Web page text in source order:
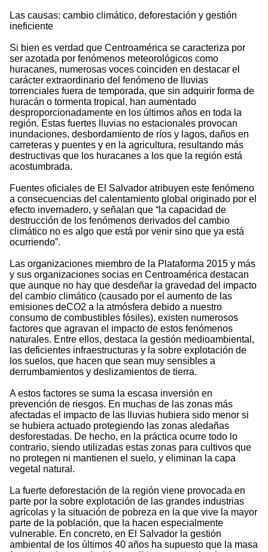
Las causas: cambio climático, deforestación y gestión
ineficiente
Si bien es verdad que Centroamérica se caracteriza por
ser azotada por fenómenos meteorológicos como
huracanes, numerosas voces coinciden en destacar el
carácter extraordinario del fenómeno de lluvias
torrenciales fuera de temporada, que sin adquirir forma de
huracán o tormenta tropical, han aumentado
desproporcionadamente en los últimos años en toda la
región. Estas fuertes lluvias no estacionales provocan
inundaciones, desbordamiento de ríos y lagos, daños en
carreteras y puentes y en la agricultura, resultando más
destructivas que los huracanes a los que la región está
acostumbrada.
Fuentes oficiales de El Salvador atribuyen este fenómeno
a consecuencias del calentamiento global originado por el
efecto invernadero, y señalan que “la capacidad de
destrucción de los fenómenos derivados del cambio
climático no es algo que está por venir sino que ya está
ocurriendo”.
Las organizaciones miembro de la Plataforma 2015 y más
y sus organizaciones socias en Centroamérica destacan
que aunque no hay que desdeñar la gravedad del impacto
del cambio climático (causado por el aumento de las
emisiones deCO2 a la atmósfera debido a nuestro
consumo de combustibles fósiles), existen numerosos
factores que agravan el impacto de estos fenómenos
naturales. Entre ellos, destaca la gestión medioambiental,
las deficientes infraestructuras y la sobre explotación de
los suelos, que hacen que sean muy sensibles a
derrumbamientos y deslizamientos de tierra.
A estos factores se suma la escasa inversión en
prevención de riesgos. En muchas de las zonas más
afectadas el impacto de las lluvias hubiera sido menor si
se hubiera actuado protegiendo las zonas aledañas
desforestadas. De hecho, en la práctica ocurre todo lo
contrario, siendo utilizadas estas zonas para cultivos que
no protegen ni mantienen el suelo, y eliminan la capa
vegetal natural.
La fuerte deforestación de la región viene provocada en
parte por la sobre explotación de las grandes industrias
agrícolas y la situación de pobreza en la que vive la mayor
parte de la población, que la hacen especialmente
vulnerable. En concreto, en El Salvador la gestión
ambiental de los últimos 40 años ha supuesto que la masa